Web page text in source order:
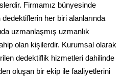
Firmamız bünyesinde
her biri alanlarında
uzmanlaşmış uzmanlık
olan kişilerdir. Kurumsal olarak
dedektiflik hizmetleri dahilinde
oluşan bir ekip ile faaliyetlerini